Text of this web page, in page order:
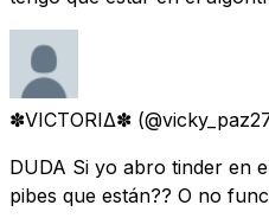
✽VICTORIΔ✽
DUDA Si yo abro tinder en
pibes que están?? O no